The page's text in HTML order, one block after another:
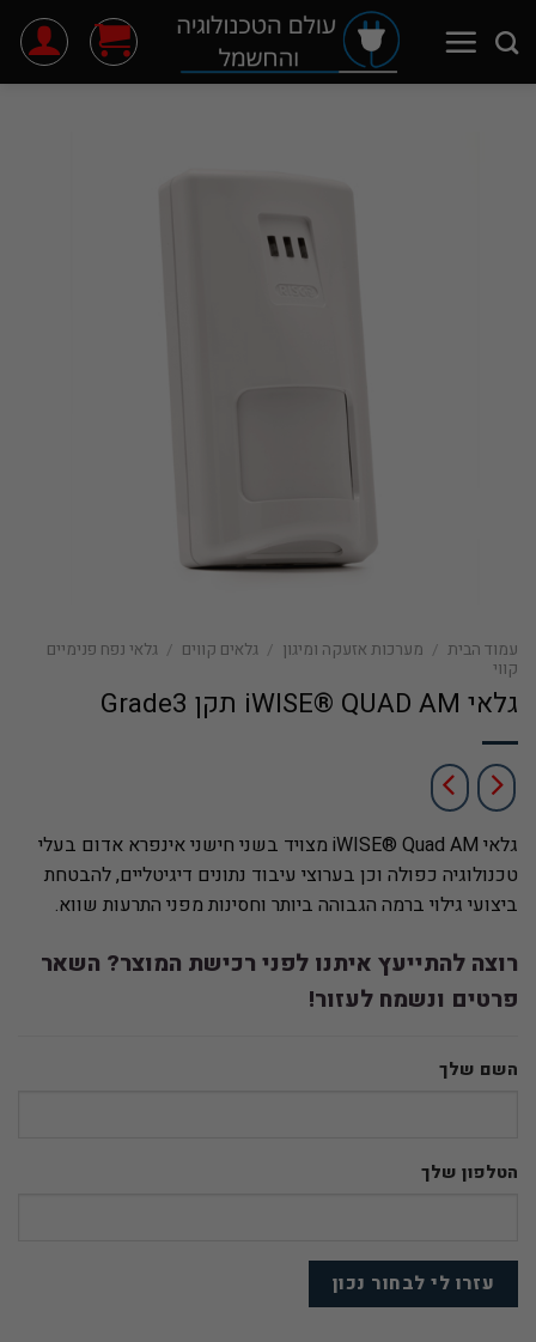
עמוד הבית / מערכות אזעקה ומיגון / גלאים קווים / גלאי נפח פנימיים
קווי
גלאי iWISE® QUAD AM תקן Grade3
גלאי iWISE® Quad AM מצויד בשני חישני אינפרא אדום בעלי
טכנולוגיה כפולה וכן בערוצי עיבוד נתונים דיגיטליים, להבטחת
ביצועי גילוי ברמה הגבוהה ביותר וחסינות מפני התרעות שווא.
רוצה להתייעץ איתנו לפני רכישת המוצר? השאר
פרטים ונשמח לעזור!
השם שלך
הטלפון שלך